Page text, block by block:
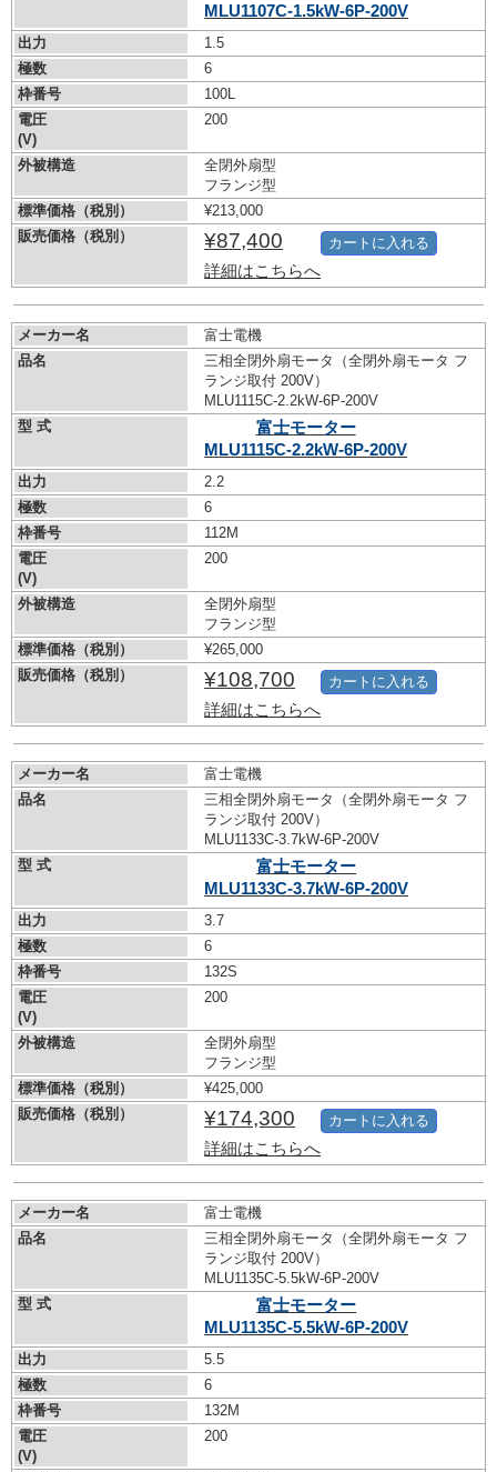
MLU1107C-1.5kW-6P-200V
出力
1.5
極数
6
枠番号
100L
電圧
(V)
200
外被構造
全閉外扇型
フランジ型
標準価格（税別）
¥213,000
販売価格（税別）
¥87,400
詳細はこちらへ
カートに入れる
メーカー名
富士電機
品名
三相全閉外扇モータ（全閉外扇モータ フ
ランジ取付 200V）
MLU1115C-2.2kW-6P-200V
型 式
富士モーター
MLU1115C-2.2kW-6P-200V
出力
2.2
極数
6
枠番号
112M
電圧
(V)
200
外被構造
全閉外扇型
フランジ型
標準価格（税別）
¥265,000
販売価格（税別）
¥108,700
詳細はこちらへ
カートに入れる
メーカー名
富士電機
品名
三相全閉外扇モータ（全閉外扇モータ フ
ランジ取付 200V）
MLU1133C-3.7kW-6P-200V
型 式
富士モーター
MLU1133C-3.7kW-6P-200V
出力
3.7
極数
6
枠番号
132S
電圧
(V)
200
外被構造
全閉外扇型
フランジ型
標準価格（税別）
¥425,000
販売価格（税別）
¥174,300
詳細はこちらへ
カートに入れる
メーカー名
富士電機
品名
三相全閉外扇モータ（全閉外扇モータ フ
ランジ取付 200V）
MLU1135C-5.5kW-6P-200V
型 式
富士モーター
MLU1135C-5.5kW-6P-200V
出力
5.5
極数
6
枠番号
132M
電圧
(V)
200